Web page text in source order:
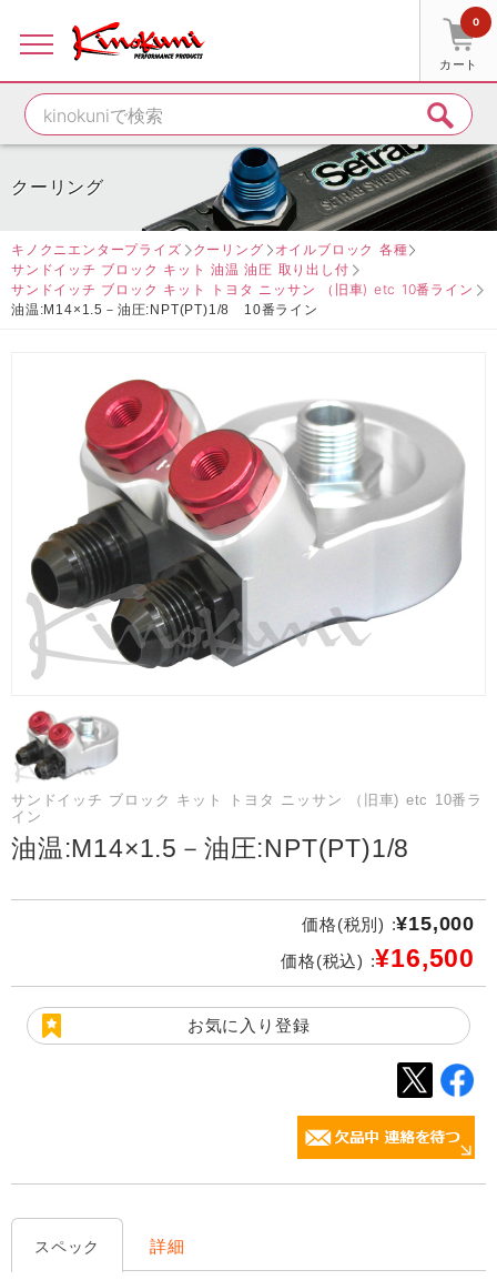
カート
0
クーリング
キノクニエンタープライズ クーリング
オイルブロック 各種
サンドイッチ ブロック キット 油温 油圧 取り出し付
サンドイッチ ブロック キット トヨタ ニッサン （旧車) etc 10番ライン
油温:M14×1.5－油圧:NPT(PT)1/8 10番ライン
サンドイッチ ブロック キット トヨタ ニッサン （旧車) etc 10番ラ
イン
油温:M14×1.5－油圧:NPT(PT)1/8
価格(税別) :¥15,000
価格(税込) :¥16,500
お気に入り登録
スペック 詳細